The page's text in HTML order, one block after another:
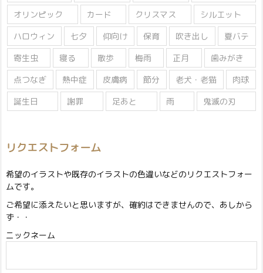
オリンピック
カード クリスマス
シルエット
ハロウィン
七夕 仰向け 保育 吹き出し
夏バテ
寄生虫
寝る 散歩 梅雨 正月
歯みがき
点つなぎ
熱中症 皮膚病 節分 老犬・老猫
肉球
誕生日
謝罪 足あと 雨 鬼滅の刃
リクエストフォーム
希望のイラストや既存のイラストの色違いなどのリクエストフォー
ムです。
ご希望に添えたいと思いますが、確約はできませんので、あしから
ず・・
ニックネーム